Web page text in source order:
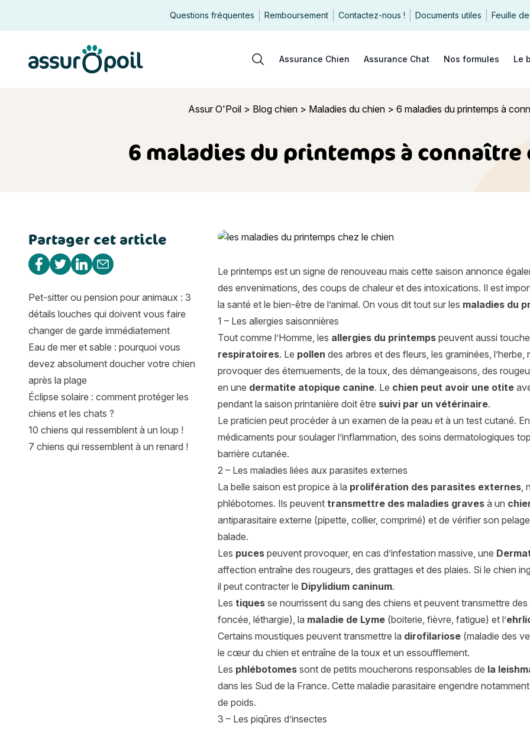
Questions fréquentes Remboursement Contactez-nous ! Documents utiles Feuille
Rechercher
Assurance Chien Assurance Chat Nos formules Le
Assur O'Poil> Blog chien> Maladies du chien> 6 maladies du printemps à
6 maladies du printemps à connaître
6 maladies du printemps à connaître chez le chien
Le printemps est un signe de renouveau mais cette saison annonce
des envenimations, des coups de chaleur et des intoxications. Il est
la santé et le bien-être de l’animal. On vous dit tout sur les maladies du
1 – Les allergies saisonnières
Tout comme l’Homme, les allergies du printemps peuvent aussi
respiratoires. Le pollen des arbres et des fleurs, les graminées,
provoquer des éternuements, de la toux, des démangeaisons, des
en une dermatite atopique canine. Le chien peut avoir une otite
pendant la saison printanière doit être suivi par un vétérinaire.
Le praticien peut procéder à un examen de la peau et à un test cutané.
médicaments pour soulager l’inflammation, des soins dermatologiques
barrière cutanée.
2 – Les maladies liées aux parasites externes
La belle saison est propice à la prolifération des parasites externes,
phlébotomes. Ils peuvent transmettre des maladies graves à un
antiparasitaire externe (pipette, collier, comprimé) et de vérifier son
balade.
Les puces peuvent provoquer, en cas d’infestation massive, une
affection entraîne des rougeurs, des grattages et des plaies. Si le chien
il peut contracter le Dipylidium caninum.
Les tiques se nourrissent du sang des chiens et peuvent transmettre
foncée, léthargie), la maladie de Lyme (boiterie, fièvre, fatigue) et l’
Certains moustiques peuvent transmettre la dirofilariose (maladie des
le cœur du chien et entraîne de la toux et un essoufflement.
Les phlébotomes sont de petits moucherons responsables de la
dans les Sud de la France. Cette maladie parasitaire engendre
de poids.
3 – Les piqûres d’insectes
Partager cet article
Partager sur Facebook
Partager sur Twitter
Partager sur Linkedin
Partager par e-mail
Pet-sitter ou pension pour animaux : 3
détails louches qui doivent vous faire
changer de garde immédiatement
Eau de mer et sable : pourquoi vous
devez absolument doucher votre chien
après la plage
Éclipse solaire : comment protéger les
chiens et les chats ?
10 chiens qui ressemblent à un loup !
7 chiens qui ressemblent à un renard !